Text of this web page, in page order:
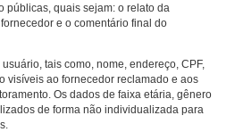
públicas, quais sejam: o relato da
e o comentário final do
tais como, nome, endereço, CPF,
visíveis ao fornecedor reclamado e aos
Os dados de faixa etária, gênero
de forma não individualizada para